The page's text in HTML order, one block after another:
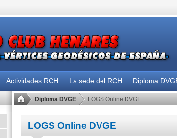
Actividades RCH La sede del RCH Diploma
Diploma DVGE LOGS Online DVGE
LOGS Online DVGE